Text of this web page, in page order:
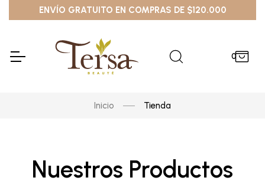
ENVÍO GRATUITO EN COMPRAS DE $120.000
0
Inicio Tienda
Nuestros Productos